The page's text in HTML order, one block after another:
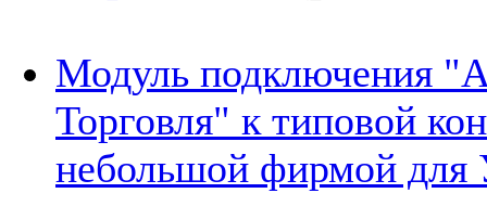
Модуль подключения
Торговля" к типовой
небольшой фирмой для